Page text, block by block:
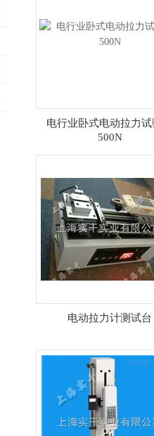
电行业卧式电动拉力
500N
电动拉力计测试台